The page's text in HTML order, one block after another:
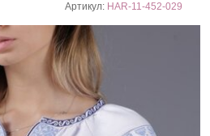
Артикул: HAR-11-452-029